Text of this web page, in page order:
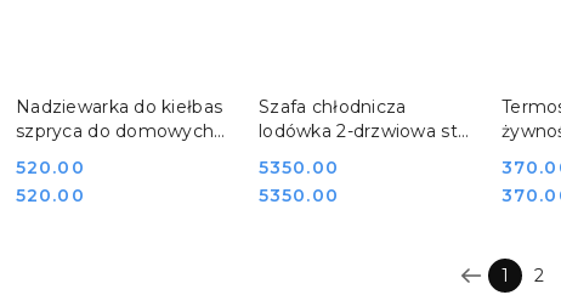
Nadziewarka do kiełbas
szpryca do domowych
03350
Cena:
520.00
Cena:
520.00
DO KOSZYKA
Szafa chłodnicza
lodówka 2-drzwiowa stal
YG-05220
Cena:
5350.00
Cena:
5350.00
DO KOSZYKA
YG-
Cena:
Cena:
1 2